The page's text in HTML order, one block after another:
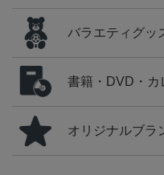
バラエティグッ
書籍・DVD・カ
オリジナルブラ